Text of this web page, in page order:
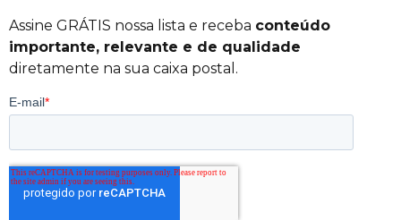
Assine GRÁTIS nossa lista e receba conteúdo
importante, relevante e de qualidade
diretamente na sua caixa postal.